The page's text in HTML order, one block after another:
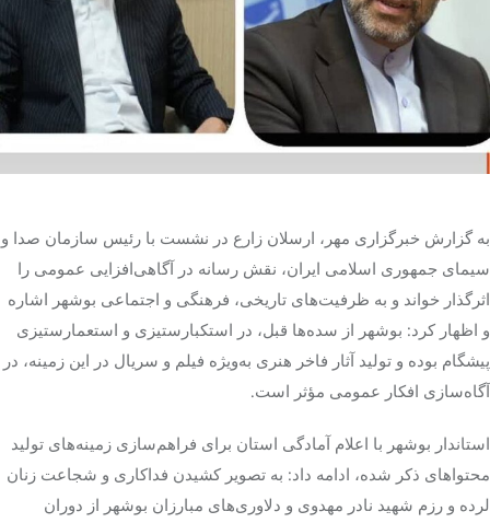
تک کده
پایگاه خبری آبان
به گزارش خبرگزاری مهر، ارسلان زارع در نشست با رئیس سازمان صدا و
سیمای جمهوری اسلامی ایران، نقش رسانه در آگاهی‌افزایی عمومی را
اثرگذار خواند و به ظرفیت‌های تاریخی، فرهنگی و اجتماعی بوشهر اشاره
و اظهار کرد: بوشهر از سده‌ها قبل، در استکبارستیزی و استعمارستیزی
پیشگام بوده و تولید آثار فاخر هنری به‌ویژه فیلم و سریال در این زمینه، در
آگاه‌سازی افکار عمومی مؤثر است.
استاندار بوشهر با اعلام آمادگی استان برای فراهم‌سازی زمینه‌های تولید
محتواهای ذکر شده، ادامه داد: به تصویر کشیدن فداکاری و شجاعت زنان
لرده و رزم شهید نادر مهدوی و دلاوری‌های مبارزان بوشهر از دوران